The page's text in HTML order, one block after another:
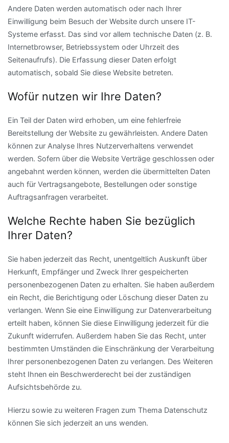
Andere Daten werden automatisch oder nach Ihrer
Einwilligung beim Besuch der Website durch unsere IT-
Systeme erfasst. Das sind vor allem technische Daten (z. B.
Internetbrowser, Betriebssystem oder Uhrzeit des
Seitenaufrufs). Die Erfassung dieser Daten erfolgt
automatisch, sobald Sie diese Website betreten.
Wofür nutzen wir Ihre Daten?
Ein Teil der Daten wird erhoben, um eine fehlerfreie
Bereitstellung der Website zu gewährleisten. Andere Daten
können zur Analyse Ihres Nutzerverhaltens verwendet
werden. Sofern über die Website Verträge geschlossen oder
angebahnt werden können, werden die übermittelten Daten
auch für Vertragsangebote, Bestellungen oder sonstige
Auftragsanfragen verarbeitet.
Welche Rechte haben Sie bezüglich
Ihrer Daten?
Sie haben jederzeit das Recht, unentgeltlich Auskunft über
Herkunft, Empfänger und Zweck Ihrer gespeicherten
personenbezogenen Daten zu erhalten. Sie haben außerdem
ein Recht, die Berichtigung oder Löschung dieser Daten zu
verlangen. Wenn Sie eine Einwilligung zur Datenverarbeitung
erteilt haben, können Sie diese Einwilligung jederzeit für die
Zukunft widerrufen. Außerdem haben Sie das Recht, unter
bestimmten Umständen die Einschränkung der Verarbeitung
Ihrer personenbezogenen Daten zu verlangen. Des Weiteren
steht Ihnen ein Beschwerderecht bei der zuständigen
Aufsichtsbehörde zu.
Hierzu sowie zu weiteren Fragen zum Thema Datenschutz
können Sie sich jederzeit an uns wenden.